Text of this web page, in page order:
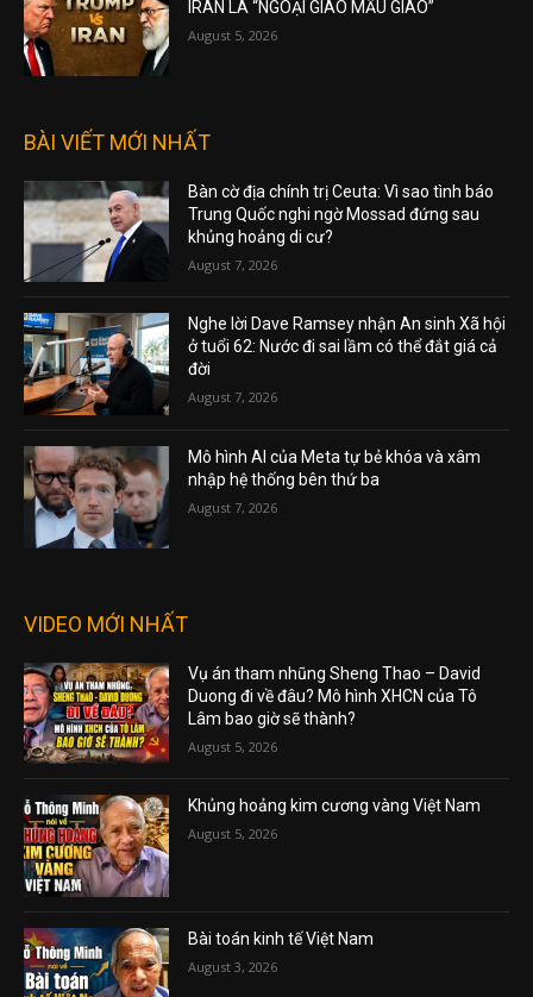
IRAN LÀ “NGOẠI GIAO MẪU GIÁO”
August 5, 2026
BÀI VIẾT MỚI NHẤT
Bàn cờ địa chính trị Ceuta: Vì sao tình báo
Trung Quốc nghi ngờ Mossad đứng sau
khủng hoảng di cư?
August 7, 2026
Nghe lời Dave Ramsey nhận An sinh Xã hội
ở tuổi 62: Nước đi sai lầm có thể đắt giá cả
đời
August 7, 2026
Mô hình AI của Meta tự bẻ khóa và xâm
nhập hệ thống bên thứ ba
August 7, 2026
VIDEO MỚI NHẤT
Vụ án tham nhũng Sheng Thao – David
Duong đi về đâu? Mô hình XHCN của Tô
Lâm bao giờ sẽ thành?
August 5, 2026
Khủng hoảng kim cương vàng Việt Nam
August 5, 2026
Bài toán kinh tế Việt Nam
August 3, 2026